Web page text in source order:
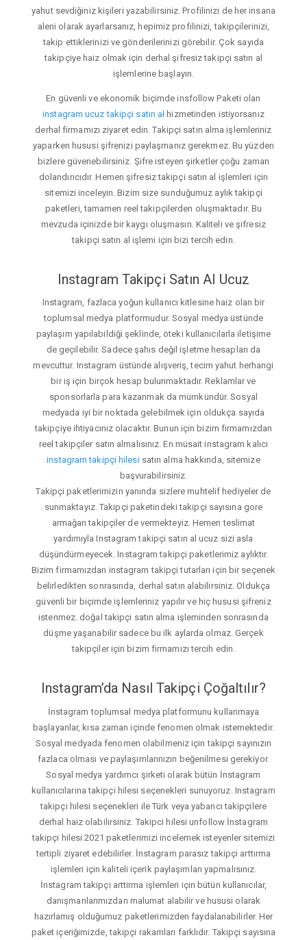
yahut sevdiğiniz kişileri yazabilirsiniz. Profilinizi de her insana
aleni olarak ayarlarsanız, hepimiz profilinizi, takipçilerinizi,
takip ettiklerinizi ve gönderilerinizi görebilir. Çok sayıda
takipçiye haiz olmak için derhal şifresiz takipçi satın al
işlemlerine başlayın.
En güvenli ve ekonomik biçimde insfollow Paketi olan
instagram ucuz takipçi satın al hizmetinden istiyorsanız
derhal firmamızı ziyaret edin. Takipçi satın alma işlemleriniz
yaparken hususi şifrenizi paylaşmanız gerekmez. Bu yüzden
bizlere güvenebilirsiniz. Şifre isteyen şirketler çoğu zaman
dolandırıcıdır. Hemen şifresiz takipçi satın al işlemleri için
sitemizi inceleyin. Bizim size sunduğumuz aylık takipçi
paketleri, tamamen reel takipçilerden oluşmaktadır. Bu
mevzuda içinizde bir kaygı oluşmasın. Kaliteli ve şifresiz
takipçi satın al işlemi için bizi tercih edin.
Instagram Takipçi Satın Al Ucuz
Instagram, fazlaca yoğun kullanıcı kitlesine haiz olan bir
toplumsal medya platformudur. Sosyal medya üstünde
paylaşım yapılabildiği şeklinde, öteki kullanıcılarla iletişime
de geçilebilir. Sadece şahıs değil işletme hesapları da
mevcuttur. Instagram üstünde alışveriş, tecim yahut herhangi
bir iş için birçok hesap bulunmaktadır. Reklamlar ve
sponsorlarla para kazanmak da mümkündür. Sosyal
medyada iyi bir noktada gelebilmek için oldukça sayıda
takipçiye ihtiyacınız olacaktır. Bunun için bizim firmamızdan
reel takipçiler satın almalısınız. En müsait instagram kalıcı
instagram takipçi hilesisatın alma hakkında, sitemize
başvurabilirsiniz.
Takipçi paketlerimizin yanında sizlere muhtelif hediyeler de
sunmaktayız. Takipçi paketindeki takipçi sayısına gore
armağan takipçiler de vermekteyiz. Hemen teslimat
yardımıyla Instagram takipçi satın al ucuz sizi asla
düşündürmeyecek. Instagram takipçi paketlerimiz aylıktır.
Bizim firmamızdan instagram takipçi tutarları için bir seçenek
belirledikten sonrasında, derhal satın alabilirsiniz. Oldukça
güvenli bir biçimde işlemleriniz yapılır ve hiç hususi şifreniz
istenmez. doğal takipçi satın alma işleminden sonrasında
düşme yaşanabilir sadece bu ilk aylarda olmaz. Gerçek
takipçiler için bizim firmamızı tercih edin.
Instagram’da Nasıl Takipçi Çoğaltılır?
İnstagram toplumsal medya platformunu kullanmaya
başlayanlar, kısa zaman içinde fenomen olmak istemektedir.
Sosyal medyada fenomen olabilmeniz için takipçi sayınızın
fazlaca olması ve paylaşımlarınızın beğenilmesi gerekiyor.
Sosyal medya yardımcı şirketi olarak bütün İnstagram
kullanıcılarına takipçi hilesi seçenekleri sunuyoruz. Instagram
takipçi hilesi seçenekleri ile Türk veya yabancı takipçilere
derhal haiz olabilirsiniz. Takipci hilesi unfollow İnstagram
takipçi hilesi 2021 paketlerimizi incelemek isteyenler sitemizi
tertipli ziyaret edebilirler. İnstagram parasız takipçi arttırma
işlemleri için kaliteli içerik paylaşımları yapmalısınız.
İnstagram takipçi arttirma işlemleri için bütün kullanıcılar,
danışmanlarımızdan malumat alabilir ve hususi olarak
hazırlamış olduğumuz paketlerimizden faydalanabilirler. Her
paket içeriğimizde, takipçi rakamları farklıdır. Takipçi sayısına